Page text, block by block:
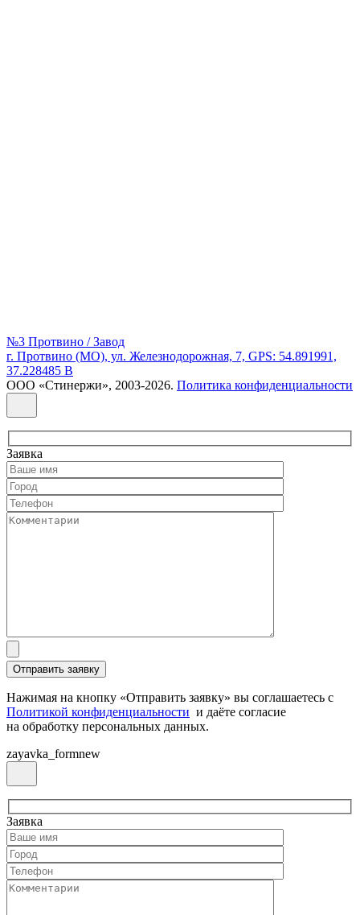
№3 Протвино / Завод
г. Протвино (МО), ул. Железнодорожная, 7, GPS: 54.891991,
37.228485 В
ООО «Стинержи», 2003-2026. Политика конфиденциальности
Заявка
Нажимая на кнопку «Отправить заявку» вы соглашаетесь с
Политикой конфиденциальности и даёте согласие
на обработку персональных данных.
zayavka_formnew
Заявка